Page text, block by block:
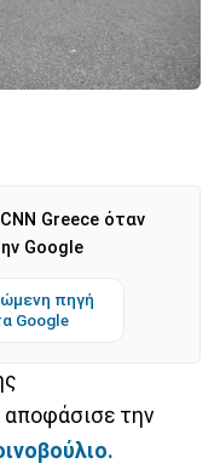
Greece όταν
Google
πηγή
Google
αποφάσισε την